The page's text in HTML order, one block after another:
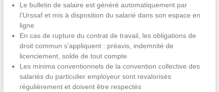
Le bulletin de salaire est généré automatiquement par
l’Urssaf et mis à disposition du salarié dans son espace en
ligne
En cas de rupture du contrat de travail, les obligations de
droit commun s’appliquent : préavis, indemnité de
licenciement, solde de tout compte
Les minima conventionnels de la convention collective des
salariés du particulier employeur sont revalorisés
régulièrement et doivent être respectés